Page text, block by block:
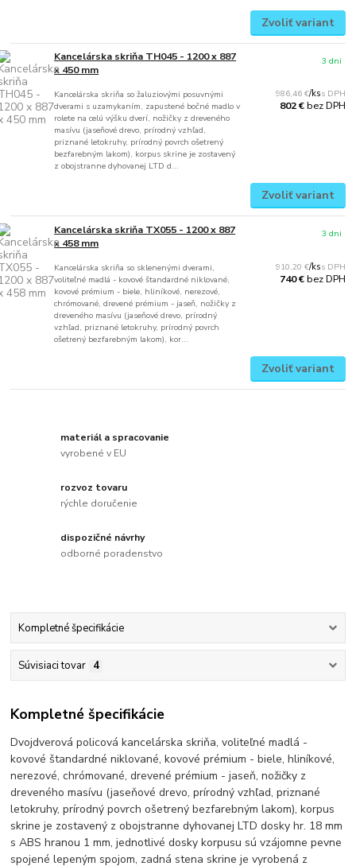
Zvoliť variant
Kancelárska skriňa TH045 - 1200 x 887
x 450 mm
Kancelárska skriňa so žaluziovými posuvnými
dverami s uzamykaním, zapustené bočné madlo v
rolete na celú výšku dverí, nožičky z dreveného
masívu (jaseňové drevo, prírodný vzhľad,
priznané letokruhy, prírodný povrch ošetrený
bezfarebným lakom), korpus skrine je zostavený
z obojstranne dyhovanej LTD d...
986,46 €/ks
802 €bez DPH
3 dni
Zvoliť variant
Kancelárska skriňa TX055 - 1200 x 887
x 458 mm
Kancelárska skriňa so sklenenými dverami,
voliteľné madlá - kovové štandardné niklované,
kovové prémium - biele, hliníkové, nerezové,
chrómované, drevené prémium - jaseň, nožičky z
dreveného masívu (jaseňové drevo, prírodný
vzhľad, priznané letokruhy, prírodný povrch
ošetrený bezfarebným lakom), kor...
910,20 €/ks
740 €bez DPH
3 dni
Zvoliť variant
materiál a spracovanie
vyrobené v EU
rozvoz tovaru
rýchle doručenie
dispozičné návrhy
odborné poradenstvo
Kompletné špecifikácie
Súvisiaci tovar 4
Kompletné špecifikácie
Dvojdverová policová kancelárska skriňa, voliteľné madlá -
kovové štandardné niklované, kovové prémium - biele, hliníkové,
nerezové, chrómované, drevené prémium - jaseň, nožičky z
dreveného masívu (jaseňové drevo, prírodný vzhľad, priznané
letokruhy, prírodný povrch ošetrený bezfarebným lakom), korpus
skrine je zostavený z obojstranne dyhovanej LTD dosky hr. 18 mm
s ABS hranou 1 mm, jednotlivé dosky korpusu sú vzájomne pevne
spojené lepeným spojom, zadná stena skrine je vyrobená z